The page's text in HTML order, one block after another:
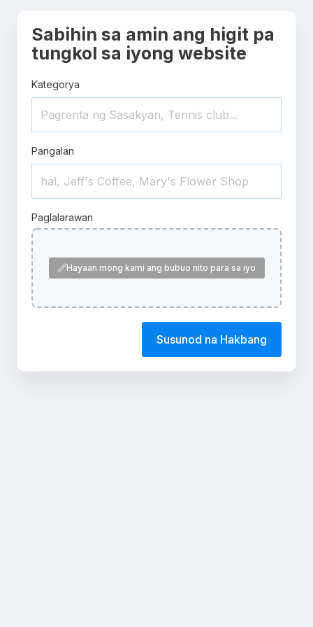
Sabihin sa amin ang higit pa
tungkol sa iyong website
Kategorya
Pangalan
Paglalarawan
Hayaan mong kami ang bubuo nito para sa iyo
Susunod na Hakbang